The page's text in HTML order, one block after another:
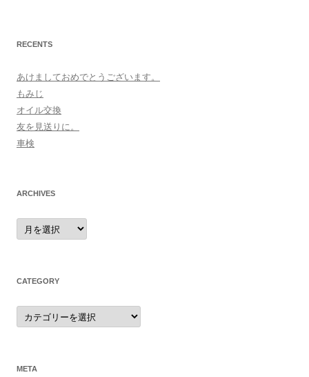
RECENTS
あけましておめでとうございます。
もみじ
オイル交換
友を見送りに。
車検
ARCHIVES
archives
CATEGORY
category
META